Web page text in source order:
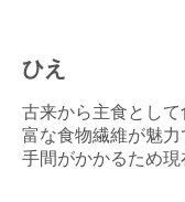
ひえ
古来から主食とし
富な食物繊維が魅
手間がかかるため現